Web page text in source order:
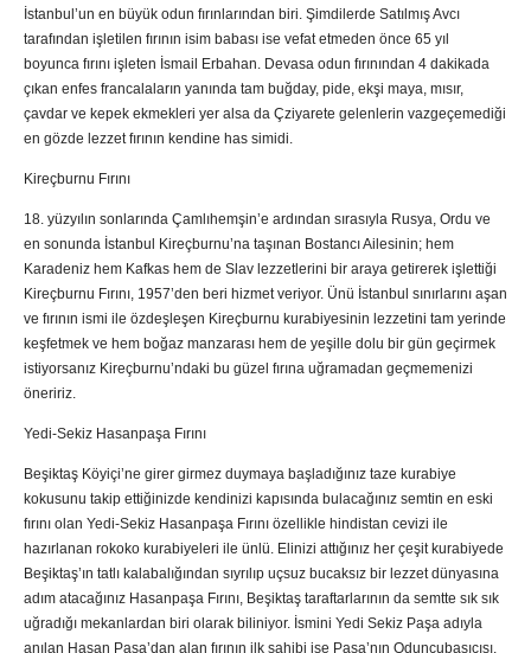
İstanbul’un en büyük odun fırınlarından biri. Şimdilerde Satılmış Avcı
tarafından işletilen fırının isim babası ise vefat etmeden önce 65 yıl
boyunca fırını işleten İsmail Erbahan. Devasa odun fırınından 4 dakikada
çıkan enfes francalaların yanında tam buğday, pide, ekşi maya, mısır,
çavdar ve kepek ekmekleri yer alsa da Çziyarete gelenlerin vazgeçemediği
en gözde lezzet fırının kendine has simidi.
Kireçburnu Fırını
18. yüzyılın sonlarında Çamlıhemşin’e ardından sırasıyla Rusya, Ordu ve
en sonunda İstanbul Kireçburnu’na taşınan Bostancı Ailesinin; hem
Karadeniz hem Kafkas hem de Slav lezzetlerini bir araya getirerek işlettiği
Kireçburnu Fırını, 1957’den beri hizmet veriyor. Ünü İstanbul sınırlarını aşan
ve fırının ismi ile özdeşleşen Kireçburnu kurabiyesinin lezzetini tam yerinde
keşfetmek ve hem boğaz manzarası hem de yeşille dolu bir gün geçirmek
istiyorsanız Kireçburnu’ndaki bu güzel fırına uğramadan geçmemenizi
öneririz.
Yedi-Sekiz Hasanpaşa Fırını
Beşiktaş Köyiçi’ne girer girmez duymaya başladığınız taze kurabiye
kokusunu takip ettiğinizde kendinizi kapısında bulacağınız semtin en eski
fırını olan Yedi-Sekiz Hasanpaşa Fırını özellikle hindistan cevizi ile
hazırlanan rokoko kurabiyeleri ile ünlü. Elinizi attığınız her çeşit kurabiyede
Beşiktaş’ın tatlı kalabalığından sıyrılıp uçsuz bucaksız bir lezzet dünyasına
adım atacağınız Hasanpaşa Fırını, Beşiktaş taraftarlarının da semtte sık sık
uğradığı mekanlardan biri olarak biliniyor. İsmini Yedi Sekiz Paşa adıyla
anılan Hasan Paşa’dan alan fırının ilk sahibi ise Paşa’nın Oduncubaşıcısı.